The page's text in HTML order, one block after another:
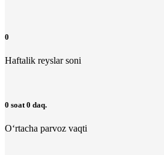
0
Haftalik reyslar soni
0 soat 0 daq.
O‘rtacha parvoz vaqti